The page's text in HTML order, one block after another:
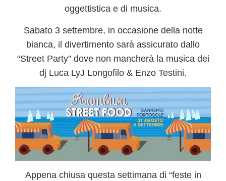
oggettistica e di musica.
Sabato 3 settembre, in occasione della notte
bianca, il divertimento sarà assicurato dallo
“Street Party”dove non mancherà la musica dei
dj Luca LyJ Longofilo & Enzo Testini.
Appena chiusa questa settimana di “feste in